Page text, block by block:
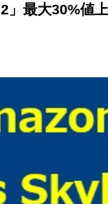
2」最大30%値